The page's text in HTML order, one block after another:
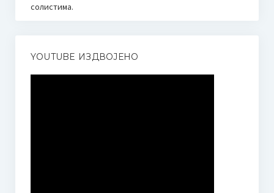
солистима.
YOUTUBE ИЗДВОЈЕНО